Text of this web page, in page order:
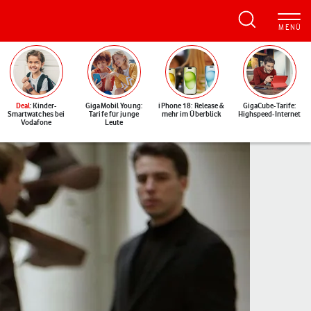
Deal: Kinder-
Smartwatches bei
Vodafone
GigaMobil Young:
Tarife für junge
Leute
iPhone 18: Release &
mehr im Überblick
GigaCube-Tarife:
Highspeed-Internet